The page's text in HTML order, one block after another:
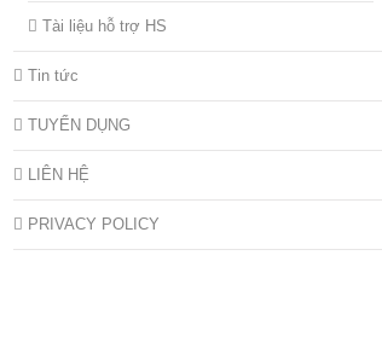
Tài liệu hỗ trợ HS
Tin tức
TUYỂN DỤNG
LIÊN HỆ
PRIVACY POLICY